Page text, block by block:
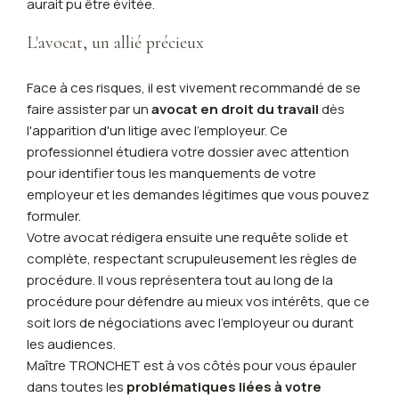
aurait pu être évitée.
L'avocat, un allié précieux
Face à ces risques, il est vivement recommandé de se
faire assister par unavocat en droit du travaildès
l'apparition d'un litige avec l'employeur. Ce
professionnel étudiera votre dossier avec attention
pour identifier tous les manquements de votre
employeur et les demandes légitimes que vous pouvez
formuler.
Votre avocat rédigera ensuite une requête solide et
complète, respectant scrupuleusement les règles de
procédure. Il vous représentera tout au long de la
procédure pour défendre au mieux vos intérêts, que ce
soit lors de négociations avec l'employeur ou durant
les audiences.
Maître TRONCHET est à vos côtés pour vous épauler
dans toutes les problématiques liées à votre